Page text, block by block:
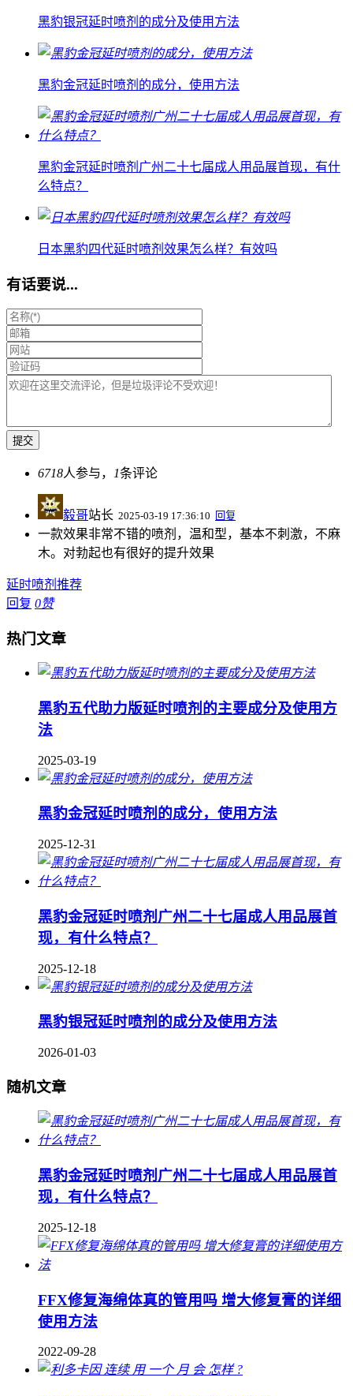
黑豹银冠延时喷剂的成分及使用方法
黑豹金冠延时喷剂的成分，使用方法
黑豹金冠延时喷剂广州二十七届成人用品展首现，有什
么特点？
日本黑豹四代延时喷剂效果怎么样？有效吗
有话要说...
6718人参与， 1条评论
毅哥站长 2025-03-19 17:36:10 回复
一款效果非常不错的喷剂，温和型，基本不刺激，不麻
木。对勃起也有很好的提升效果
延时喷剂推荐
回复 0赞
热门文章
黑豹五代助力版延时喷剂的主要成分及使用方
法
2025-03-19
黑豹金冠延时喷剂的成分，使用方法
2025-12-31
黑豹金冠延时喷剂广州二十七届成人用品展首
现，有什么特点？
2025-12-18
黑豹银冠延时喷剂的成分及使用方法
2026-01-03
随机文章
黑豹金冠延时喷剂广州二十七届成人用品展首
现，有什么特点？
2025-12-18
FFX修复海绵体真的管用吗 增大修复膏的详细
使用方法
2022-09-28